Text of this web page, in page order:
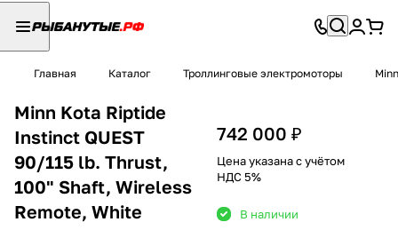
Главная Каталог Троллинговые электромоторы
Minn Kota Riptide
Instinct QUEST
90/115 lb. Thrust,
100" Shaft, Wireless
Remote, White
742 000 ₽
Цена указана с учётом
НДС 5%
В наличии